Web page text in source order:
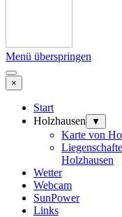
Menü überspringen
×
Start
Holzhausen
▼
Karte von
Holzhausen
Wetter
Webcam
SunPower
Links